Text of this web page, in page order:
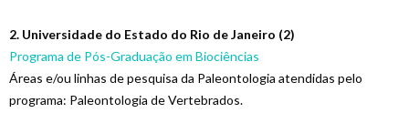
2. Universidade do Estado do Rio de Janeiro (2)
Programa de Pós-Graduação em Biociências
Áreas e/ou linhas de pesquisa da Paleontologia atendidas pelo
programa: Paleontologia de Vertebrados.